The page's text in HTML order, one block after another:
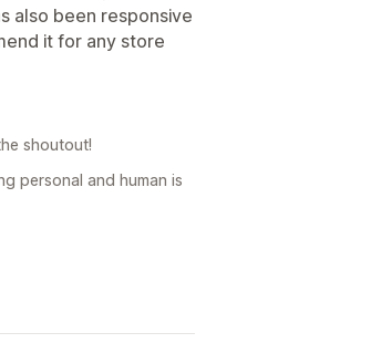
also been responsive
it for any store
shoutout!
personal and human is